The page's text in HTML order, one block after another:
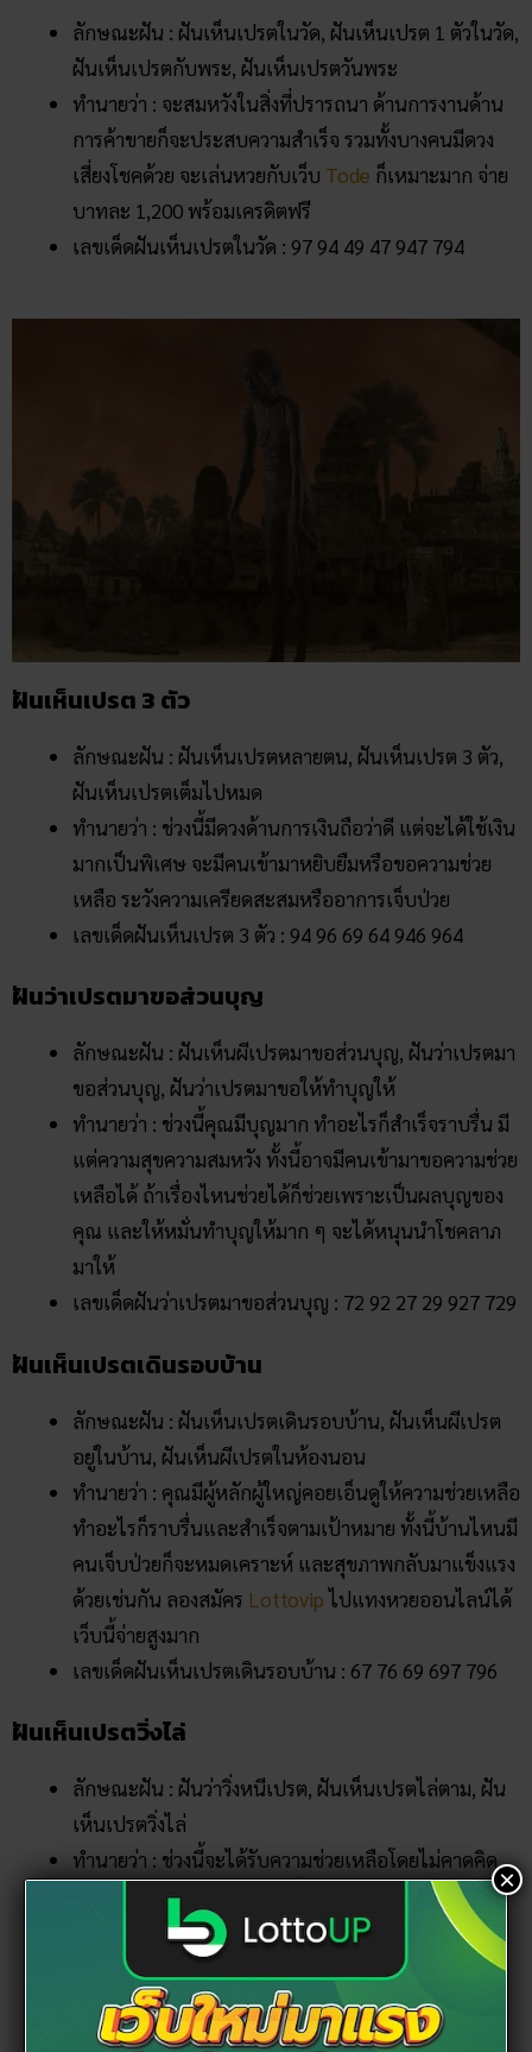
ลักษณะฝัน : ฝันเห็นเปรตในวัด, ฝันเห็นเปรต 1 ตัวในวัด,
ฝันเห็นเปรตกับพระ, ฝันเห็นเปรตวันพระ
ทำนายว่า : จะสมหวังในสิ่งที่ปรารถนา ด้านการงานด้าน
การค้าขายก็จะประสบความสำเร็จ รวมทั้งบางคนมีดวง
เสี่ยงโชคด้วย จะเล่นหวยกับเว็บ Tode ก็เหมาะมาก จ่าย
บาทละ 1,200 พร้อมเครดิตฟรี
เลขเด็ดฝันเห็นเปรตในวัด : 97 94 49 47 947 794
ฝันเห็นเปรต 3 ตัว
ลักษณะฝัน : ฝันเห็นเปรตหลายตน, ฝันเห็นเปรต 3 ตัว,
ฝันเห็นเปรตเต็มไปหมด
ทำนายว่า : ช่วงนี้มีดวงด้านการเงินถือว่าดี แต่จะได้ใช้เงิน
มากเป็นพิเศษ จะมีคนเข้ามาหยิบยืมหรือขอความช่วย
เหลือ ระวังความเครียดสะสมหรืออาการเจ็บป่วย
เลขเด็ดฝันเห็นเปรต 3 ตัว : 94 96 69 64 946 964
ฝันว่าเปรตมาขอส่วนบุญ
ลักษณะฝัน : ฝันเห็นผีเปรตมาขอส่วนบุญ, ฝันว่าเปรตมา
ขอส่วนบุญ, ฝันว่าเปรตมาขอให้ทำบุญให้
ทำนายว่า : ช่วงนี้คุณมีบุญมาก ทำอะไรก็สำเร็จราบรื่น มี
แต่ความสุขความสมหวัง ทั้งนี้อาจมีคนเข้ามาขอความช่วย
เหลือได้ ถ้าเรื่องไหนช่วยได้ก็ช่วยเพราะเป็นผลบุญของ
คุณ และให้หมั่นทำบุญให้มาก ๆ จะได้หนุนนำโชคลาภ
มาให้
เลขเด็ดฝันว่าเปรตมาขอส่วนบุญ : 72 92 27 29 927 729
ฝันเห็นเปรตเดินรอบบ้าน
ลักษณะฝัน : ฝันเห็นเปรตเดินรอบบ้าน, ฝันเห็นผีเปรต
อยู่ในบ้าน, ฝันเห็นผีเปรตในห้องนอน
ทำนายว่า : คุณมีผู้หลักผู้ใหญ่คอยเอ็นดูให้ความช่วยเหลือ
ทำอะไรก็ราบรื่นและสำเร็จตามเป้าหมาย ทั้งนี้บ้านไหนมี
คนเจ็บป่วยก็จะหมดเคราะห์ และสุขภาพกลับมาแข็งแรง
ด้วยเช่นกัน ลองสมัคร Lottovipไปแทงหวยออนไลน์ได้
เว็บนี้จ่ายสูงมาก
เลขเด็ดฝันเห็นเปรตเดินรอบบ้าน : 67 76 69 697 796
ฝันเห็นเปรตวิ่งไล่
ลักษณะฝัน : ฝันว่าวิ่งหนีเปรต, ฝันเห็นเปรตไล่ตาม, ฝัน
เห็นเปรตวิ่งไล่
ทำนายว่า : ช่วงนี้จะได้รับความช่วยเหลือโดยไม่คาดคิด
ทำอะไรติดขัดก็จะราบรื่นยิ่งขึ้น บางคนมีดวงได้เดินทาง
ไกลไปต่างแดน และได้รับโชคลาภจากการเดินทางด้วย
สามารถ
ติดตั้งแอพ Tode บน Android
เพื่อเสี่ยงโชค
ระหว่างเดินทางได้
เลขเด็ดฝันเห็นเปรตวิ่งไล่ : 44 84 87 874 478
×